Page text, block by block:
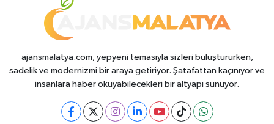
ajansmalatya.com, yepyeni temasıyla sizleri buluştururken,
sadelik ve modernizmi bir araya getiriyor. Şatafattan kaçınıyor ve
insanlara haber okuyabilecekleri bir altyapı sunuyor.